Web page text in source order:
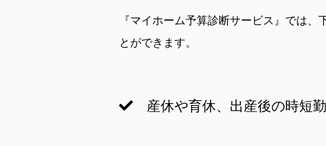
『マイホーム予算診断サービス』では
とができます。
産休や育休、出産後の時短